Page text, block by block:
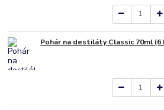
Pohár na destiláty Classic 70ml (6